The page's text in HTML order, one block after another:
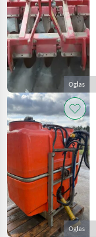
Oglas
Oglas